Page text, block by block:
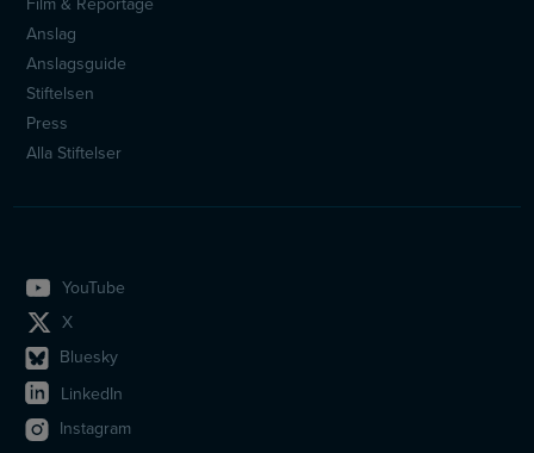
Sidfotsmeny
Anslag
Anslagsguide
Stiftelsen
Press
Alla Stiftelser
YouTube
X
Bluesky
LinkedIn
Instagram